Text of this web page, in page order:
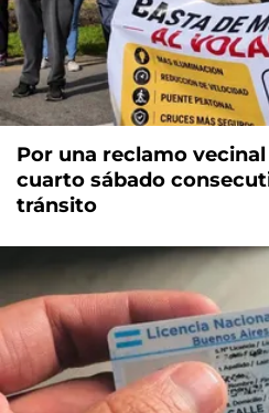
Por una reclamo
cuarto sábado
tránsito